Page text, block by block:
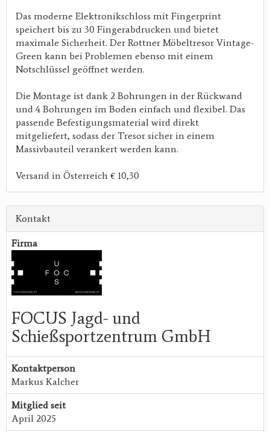
Das moderne Elektronikschloss mit Fingerprint
speichert bis zu 30 Fingerabdrucken und bietet
maximale Sicherheit. Der Rottner Möbeltresor Vintage-
Green kann bei Problemen ebenso mit einem
Notschlüssel geöffnet werden.
Die Montage ist dank 2 Bohrungen in der Rückwand
und 4 Bohrungen im Boden einfach und flexibel. Das
passende Befestigungsmaterial wird direkt
mitgeliefert, sodass der Tresor sicher in einem
Massivbauteil verankert werden kann.
Versand in Österreich € 10,30
Kontakt
Firma
FOCUS Jagd- und
Schießsportzentrum GmbH
Kontaktperson
Markus Kalcher
Mitglied seit
April 2025